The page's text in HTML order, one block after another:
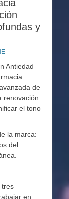
y
Antiedad
de
renovación
el tono
la marca:
del
tres
en